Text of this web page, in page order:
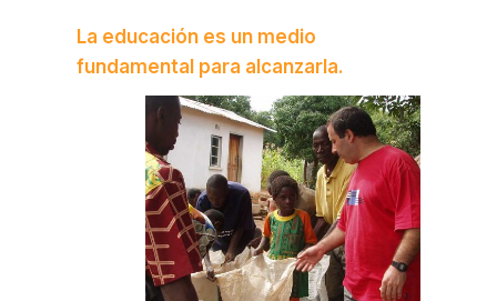
La educación es un medio
fundamental para alcanzarla.